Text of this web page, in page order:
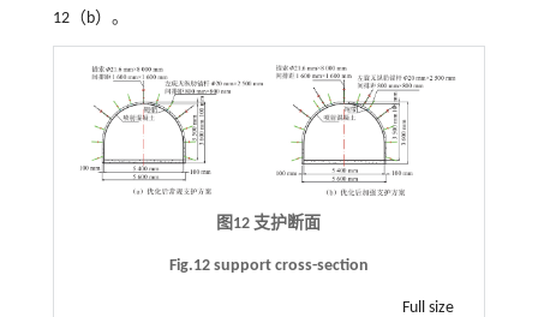
12（b） 。
图12 支护断面
Fig.12 support cross-section
Full size